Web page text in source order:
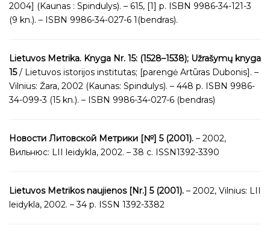
2004] (Kaunas : Spindulys). – 615, [1] p. ISBN 9986-34-121-3
(9 kn.). – ISBN 9986-34-027-6 1(bendras).
Lietuvos Metrika. Knyga Nr. 15: (1528–1538); Užrašymų knyga
15/ Lietuvos istorijos institutas; [parengė Artūras Dubonis]. –
Vilnius: Žara, 2002 (Kaunas: Spindulys). – 448 p. ISBN 9986-
34-099-3 (15 kn.). – ISBN 9986-34-027-6 (bendras)
Новости Литовской Метрики [№] 5 (2001). – 2002,
Вильнюс: LII leidykla, 2002. – 38 c. ISSN1392-3390
Lietuvos Metrikos naujienos [Nr.] 5 (2001). – 2002, Vilnius: LII
leidykla, 2002. – 34 p. ISSN 1392-3382